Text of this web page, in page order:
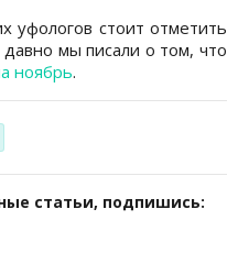
уфологов стоит отметить
давно мы писали о том, что
ноябрь.
статьи, подпишись: